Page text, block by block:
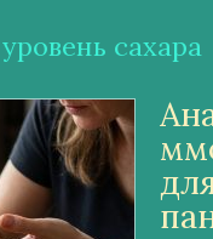
сахара